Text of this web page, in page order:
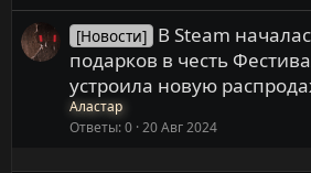
[Новости] В Steam
подарков в честь
устроила новую
Аластар
Ответы 0 20 Авг 2024